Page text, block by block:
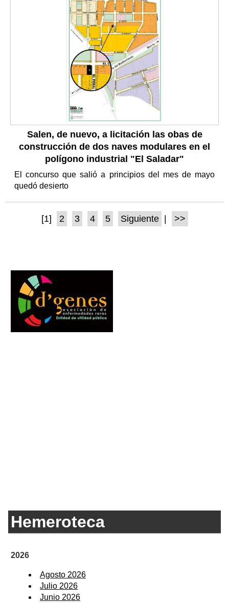
Salen, de nuevo, a licitación las obas de
construcción de dos naves modulares en el
polígono industrial "El Saladar"
El concurso que salió a principios del mes de mayo
quedó desierto
[1] 2 3 4 5 Siguiente | >>
Hemeroteca
2026
Agosto 2026
Julio 2026
Junio 2026